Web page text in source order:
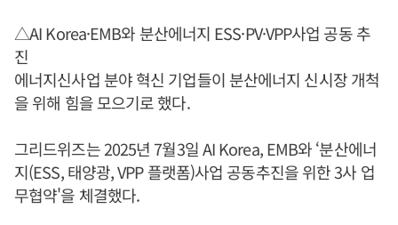
△AI Korea·EMB와 분산에너지 ESS·PV·VPP사업 공동 추
진
에너지신사업 분야 혁신 기업들이 분산에너지 신시장 개척
을 위해 힘을 모으기로 했다.
그리드위즈는 2025년 7월3일 AI Korea, EMB와 ‘분산에너
지(ESS, 태양광, VPP 플랫폼)사업 공동추진을 위한 3사 업
무협약'을 체결했다.